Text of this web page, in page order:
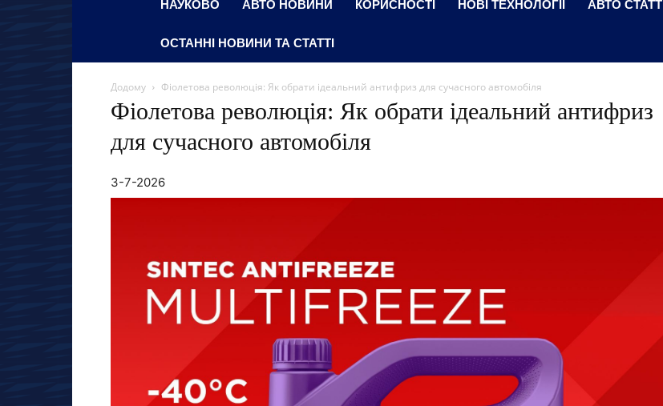
НАУКОВО АВТО НОВИНИ КОРИСНОСТІ НОВІ ТЕХНОЛОГІЇ АВТО СТАТТІ
ОСТАННІ НОВИНИ ТА СТАТТІ
Додому Фіолетова революція: Як обрати ідеальний антифриз для сучасного автомобіля
Фіолетова революція: Як обрати ідеальний антифриз
для сучасного автомобіля
3-7-2026